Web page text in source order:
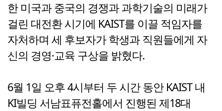
한 미국과 중국의 경쟁과 과학기술의 미래가
걸린 대전환 시기에 KAIST를 이끌 적임자를
자처하며 세 후보자가 학생과 직원들에게 자
신의 경영·교육 구상을 밝혔다.
6월 1일 오후 4시부터 두 시간 동안 KAIST 내
KI빌딩 서남표퓨전홀에서 진행된 제18대